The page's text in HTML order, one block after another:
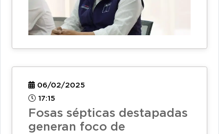
06/02/2025
17:15
Fosas sépticas destapadas
generan foco de